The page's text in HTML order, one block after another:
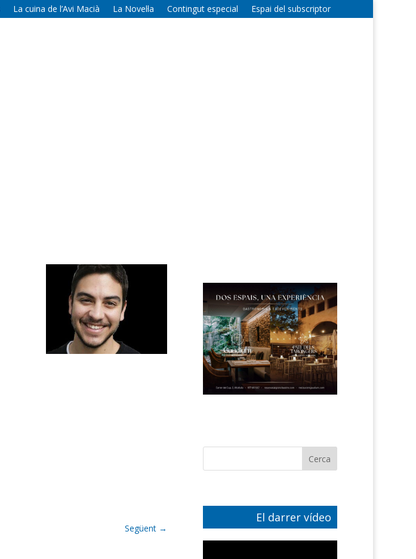
La cuina de l’Avi Macià La Novel·la Contingut especial Espai del subscriptor
Següent →
El darrer vídeo